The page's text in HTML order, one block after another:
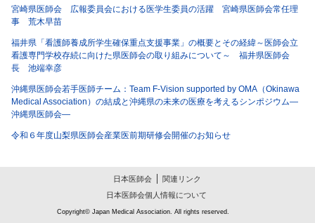
宮崎県医師会 広報委員会における医学生委員の活躍 宮崎県医師会常任理
事 荒木早苗
福井県「看護師養成所学生確保重点支援事業」の概要とその経緯～医師会立
看護専門学校存続に向けた県医師会の取り組みについて～ 福井県医師会
長 池端幸彦
沖縄県医師会若手医師チーム：Team F-Vision supported by OMA（Okinawa
Medical Association）の結成と沖縄県の未来の医療を考えるシンポジウム―
沖縄県医師会―
令和６年度山梨県医師会産業医前期研修会開催のお知らせ
日本医師会
関連リンク
日本医師会個人情報について
Copyright© Japan Medical Association. All rights reserved.